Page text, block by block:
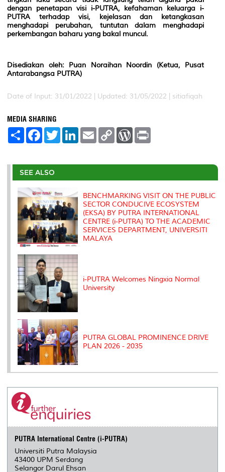
dengan penetapan visi i-PUTRA, kefahaman keluarga i-
PUTRA terhadap visi, kejelasan dan ketangkasan
menghadapi perubahan, tuntutan dalam menghadapi
perkembangan baharu yang bakal muncul.
Disediakan oleh: Puan Noraihan Noordin (Ketua, Pusat
Antarabangsa PUTRA)
Date of Input: 31/01/2022 | Updated: 31/05/2022 | sitiafiqah
MEDIA SHARING
S
e
F
a
b
o
o
T
w
t
r
L
e
I
E
m
l
C
L
n
W
P
e
s
t
SEE ALSO
BENCHMARKING VISIT ON THE PUBLIC
SECTOR CONDUCIVE ECOSYSTEM
(EKSA) BY PUTRA INTERNATIONAL
CENTRE (i-PUTRA) TO THE ACADEMIC
SERVICES DEPARTMENT, UNIVERSITI
MALAYA
i-PUTRA Welcomes Ningxia Normal
University
PUTRA GLOBAL PROMINENCE DRIVE
PLAN 2026 - 2035
PUTRA International Centre (i-PUTRA)
Universiti Putra Malaysia
43400 UPM Serdang
Selangor Darul Ehsan